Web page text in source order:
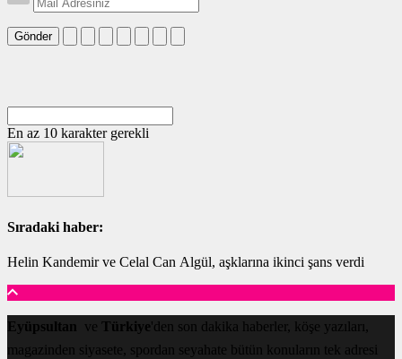
Gönder
En az 10 karakter gerekli
Sıradaki haber:
Helin Kandemir ve Celal Can Algül, aşklarına ikinci şans verdi
Eyüpsultan ve Türkiye'den son dakika haberler, köşe yazıları,
magazinden siyasete, spordan seyahate bütün konuların tek adresi